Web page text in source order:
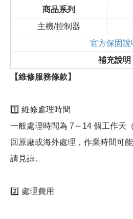
商品系列
主機/控制器
官方保固說
補充說明
【維修服務條款】
1️⃣ 維修處理時間
一般處理時間為 7～14 個工作天
回原廠或海外處理，作業時間可
請見諒。
2️⃣ 處理費用